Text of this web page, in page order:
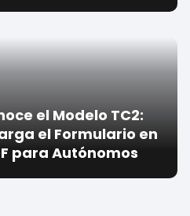
el Modelo TC2:
el Formulario en
para Autónomos